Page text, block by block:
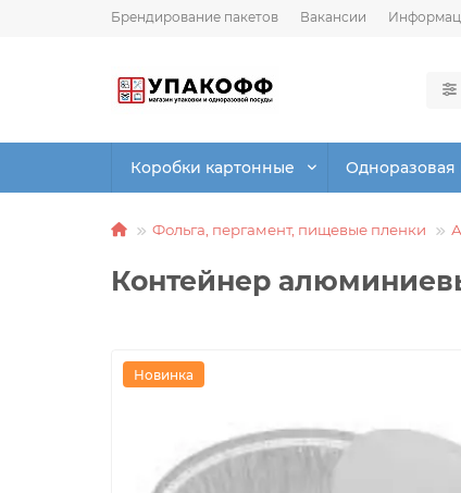
Брендирование пакетов Вакансии
Коробки картонные Одноразовая
Фольга, пергамент, пищевые пленки
Контейнер
Новинка